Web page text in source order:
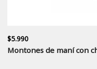
$5.990
Montones de maní con